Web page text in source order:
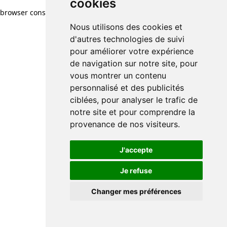
cookies
Nous utilisons des cookies et
d'autres technologies de suivi
pour améliorer votre expérience
de navigation sur notre site, pour
vous montrer un contenu
personnalisé et des publicités
ciblées, pour analyser le trafic de
notre site et pour comprendre la
provenance de nos visiteurs.
J'accepte
Je refuse
Changer mes préférences
browser console for more information)